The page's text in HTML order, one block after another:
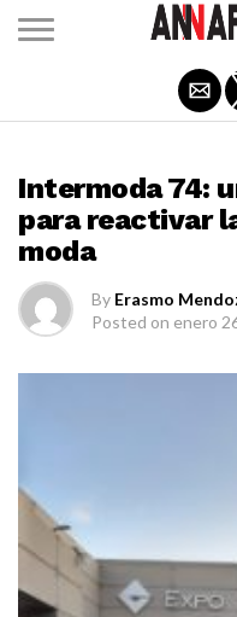
Intermoda 74:
para reactivar
moda
By Erasmo
Posted on enero
Salir de